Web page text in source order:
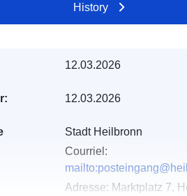
History
12.03.2026
12.03.2026
Stadt Heilbronn
Courriel:
Adresse: Marktplatz 7,